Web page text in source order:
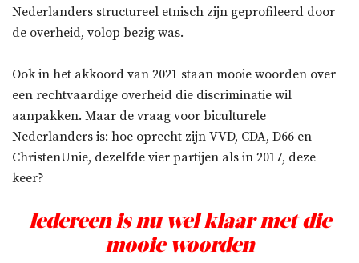
Nederlanders structureel etnisch zijn geprofileerd door
de overheid, volop bezig was.
Ook in het akkoord van 2021 staan mooie woorden over
een rechtvaardige overheid die discriminatie wil
aanpakken. Maar de vraag voor biculturele
Nederlanders is: hoe oprecht zijn VVD, CDA, D66 en
ChristenUnie, dezelfde vier partijen als in 2017, deze
keer?
Iedereen is nu wel klaar met die
mooie woorden